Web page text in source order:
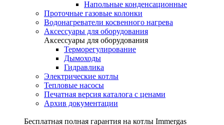
Напольные конденсационные
Проточные газовые колонки
Водонагреватели косвенного нагрева
Аксессуары для оборудования
Аксессуары для оборудования
Терморегулирование
Дымоходы
Гидравлика
Электрические котлы
Тепловые насосы
Печатная версия каталога с ценами
Архив документации
Бесплатная полная гарантия на котлы Immergas